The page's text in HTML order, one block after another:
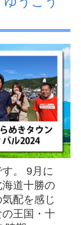
。 9月に
道十勝の
配を感じ
王国・十